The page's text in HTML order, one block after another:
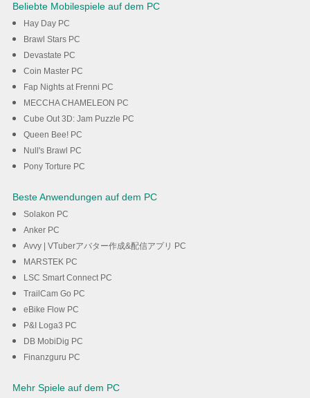
Beliebte Mobilespiele auf dem PC
Hay Day PC
Brawl Stars PC
Devastate PC
Coin Master PC
Fap Nights at Frenni PC
MECCHA CHAMELEON PC
Cube Out 3D: Jam Puzzle PC
Queen Bee! PC
Null's Brawl PC
Pony Torture PC
Beste Anwendungen auf dem PC
Solakon PC
Anker PC
Avvy | VTuberアバター作成&配信アプリ PC
MARSTEK PC
LSC Smart Connect PC
TrailCam Go PC
eBike Flow PC
P&I Loga3 PC
DB MobiDig PC
Finanzguru PC
Mehr Spiele auf dem PC